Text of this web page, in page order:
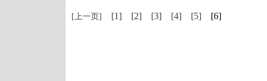
[上一页] [1] [2] [3] [4] [5] [6]